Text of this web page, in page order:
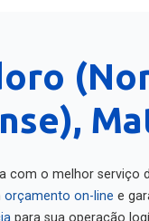
com o melhor serviço
orçamento on-line e
para sua operação